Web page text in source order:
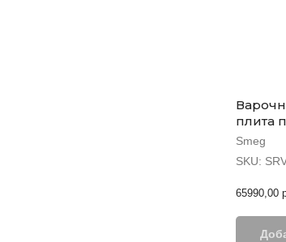
плита
Smeg
SKU:
65990,00